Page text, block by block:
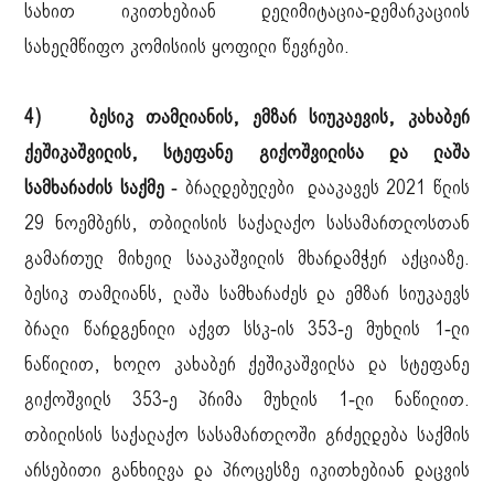
სახით იკითხებიან დელიმიტაცია-დემარკაციის
სახელმწიფო კომისიის ყოფილი წევრები.
4) ბესიკ თამლიანის, ემზარ სიუკაევის, კახაბერ
ქეშიკაშვილის, სტეფანე გიქოშვილისა და ლაშა
სამხარაძის საქმე - ბრალდებულები დააკავეს 2021 წლის
29 ნოემბერს, თბილისის საქალაქო სასამართლოსთან
გამართულ მიხეილ სააკაშვილის მხარდამჭერ აქციაზე.
ბესიკ თამლიანს, ლაშა სამხარაძეს და ემზარ სიუკაევს
ბრალი წარდგენილი აქვთ სსკ-ის 353-ე მუხლის 1-ლი
ნაწილით, ხოლო კახაბერ ქეშიკაშვილსა და სტეფანე
გიქოშვილს 353-ე პრიმა მუხლის 1-ლი ნაწილით.
თბილისის საქალაქო სასამართლოში გრძელდება საქმის
არსებითი განხილვა და პროცესზე იკითხებიან დაცვის